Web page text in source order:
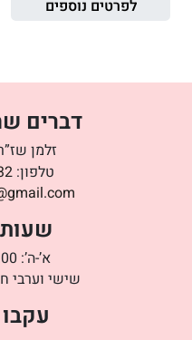
לפרטים נוספים
דברים
זלמן שז”ר 27,
טלפון:
א’-ה’: 09:00 – 20:00
שישי וערבי חג: 09:00 –